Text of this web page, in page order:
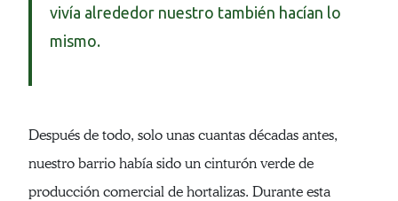
vivía alrededor nuestro también hacían lo
mismo.
Después de todo, solo unas cuantas décadas antes,
nuestro barrio había sido un cinturón verde de
producción comercial de hortalizas. Durante esta